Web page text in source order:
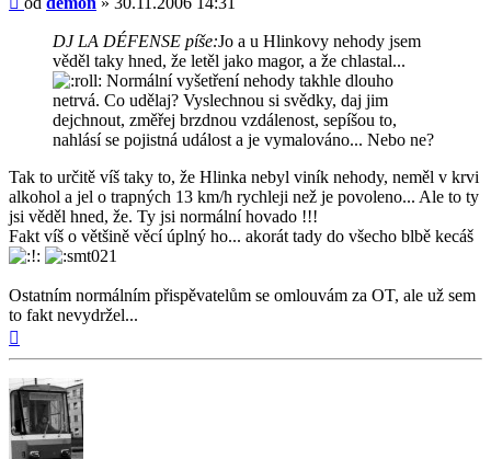
DJ LA DÉFENSE píše:Jo a u Hlinkovy nehody jsem
věděl taky hned, že letěl jako magor, a že chlastal...
Normální vyšetření nehody takhle dlouho
netrvá. Co udělaj? Vyslechnou si svědky, daj jim
dejchnout, změřej brzdnou vzdálenost, sepíšou to,
nahlásí se pojistná událost a je vymalováno... Nebo ne?
Tak to určitě víš taky to, že Hlinka nebyl viník nehody, neměl v krvi
alkohol a jel o trapných 13 km/h rychleji než je povoleno... Ale to ty
jsi věděl hned, že. Ty jsi normální hovado !!!
Fakt víš o většině věcí úplný ho... akorát tady do všecho blbě kecáš
Ostatním normálním přispěvatelům se omlouvám za OT, ale už sem
to fakt nevydržel...